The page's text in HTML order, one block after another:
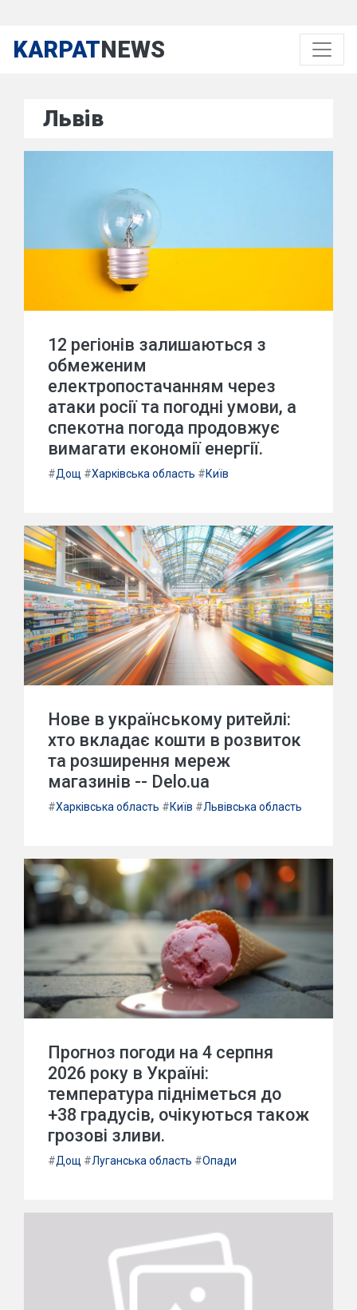
KARPATNEWS
Львів
12 регіонів залишаються з
обмеженим
електропостачанням через
атаки росії та погодні умови, а
спекотна погода продовжує
вимагати економії енергії.
#Дощ #Харківська область #Київ
Нове в українському ритейлі:
хто вкладає кошти в розвиток
та розширення мереж
магазинів -- Delo.ua
#Харківська область #Київ #Львівська область
Прогноз погоди на 4 серпня
2026 року в Україні:
температура підніметься до
+38 градусів, очікуються також
грозові зливи.
#Дощ #Луганська область #Опади